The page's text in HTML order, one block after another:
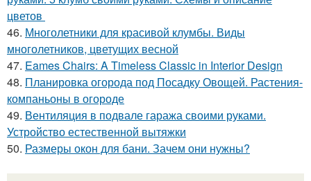
цветов
46. Многолетники для красивой клумбы. Виды
многолетников, цветущих весной
47. Eames Chairs: A Timeless Classic in Interior Design
48. Планировка огорода под Посадку Овощей. Растения-
компаньоны в огороде
49. Вентиляция в подвале гаража своими руками.
Устройство естественной вытяжки
50. Размеры окон для бани. Зачем они нужны?